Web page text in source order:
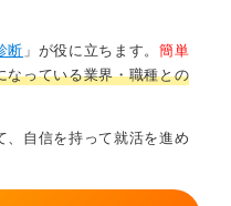
断 」が役に立ちます。 簡単
なっている業界・職種との
、自信を持って就活を進め